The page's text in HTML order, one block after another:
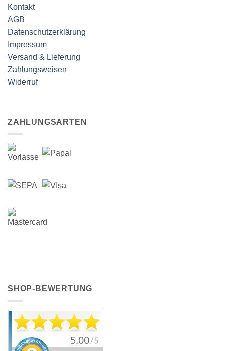
Kontakt
AGB
Datenschutzerklärung
Impressum
Versand & Lieferung
Zahlungsweisen
Widerruf
ZAHLUNGSARTEN
SHOP-BEWERTUNG